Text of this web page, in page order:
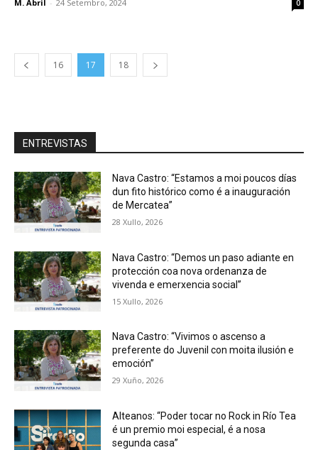
M. Abril - 24 Setembro, 2024 0
16 17 18
ENTREVISTAS
Nava Castro: “Estamos a moi poucos días
dun fito histórico como é a inauguración
de Mercatea”
28 Xullo, 2026
Nava Castro: “Demos un paso adiante en
protección coa nova ordenanza de
vivenda e emerxencia social”
15 Xullo, 2026
Nava Castro: “Vivimos o ascenso a
preferente do Juvenil con moita ilusión e
emoción”
29 Xuño, 2026
Alteanos: “Poder tocar no Rock in Río Tea
é un premio moi especial, é a nosa
segunda casa”